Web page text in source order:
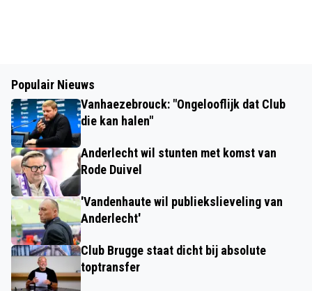
Populair Nieuws
Vanhaezebrouck: "Ongelooflijk dat Club
die kan halen"
Anderlecht wil stunten met komst van
Rode Duivel
'Vandenhaute wil publiekslieveling van
Anderlecht'
Club Brugge staat dicht bij absolute
toptransfer